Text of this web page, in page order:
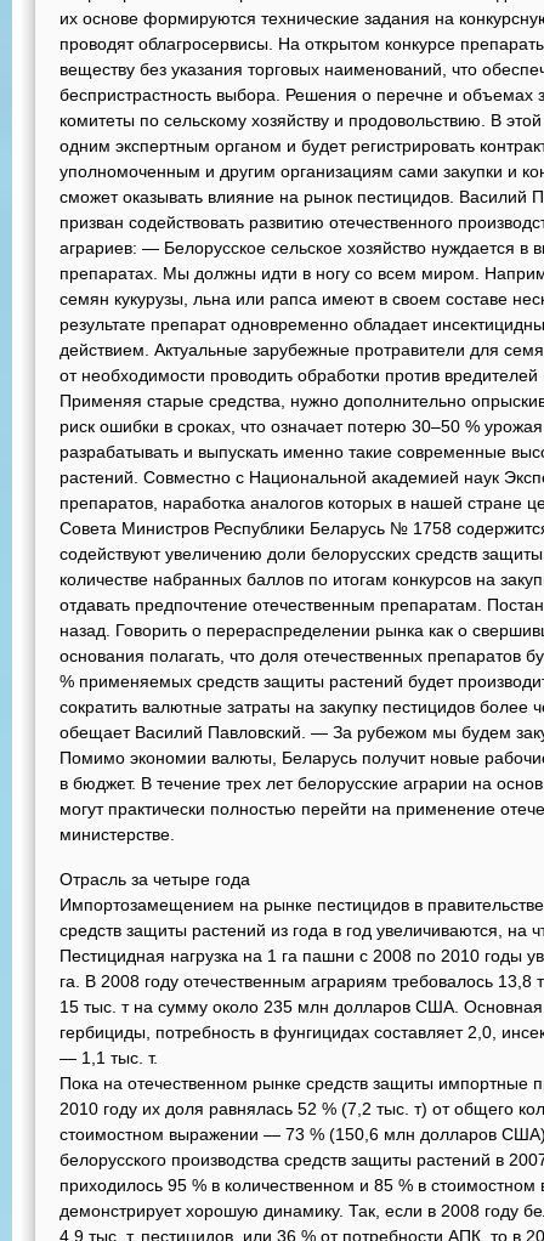
их основе формируются технические задания на
проводят облагросервисы. На открытом конкурсе
веществу без указания торговых наименований, что
беспристрастность выбора. Решения о перечне и объемах
комитеты по сельскому хозяйству и продовольствию. В
одним экспертным органом и будет регистрировать
уполномоченным и другим организациям сами закупки и
сможет оказывать влияние на рынок пестицидов. Василий
призван содействовать развитию отечественного
аграриев: — Белорусское сельское хозяйство нуждается
препаратах. Мы должны идти в ногу со всем миром.
семян кукурузы, льна или рапса имеют в своем составе
результате препарат одновременно обладает
действием. Актуальные зарубежные протравители для
от необходимости проводить обработки против
Применяя старые средства, нужно дополнительно
риск ошибки в сроках, что означает потерю 30–50 %
разрабатывать и выпускать именно такие современные
растений. Совместно с Национальной академией наук
препаратов, наработка аналогов которых в нашей стране
Совета Министров Республики Беларусь № 1758
содействуют увеличению доли белорусских средств
количестве набранных баллов по итогам конкурсов на
отдавать предпочтение отечественным препаратам.
назад. Говорить о перераспределении рынка как о
основания полагать, что доля отечественных препаратов
% применяемых средств защиты растений будет
сократить валютные затраты на закупку пестицидов
обещает Василий Павловский. — За рубежом мы будем
Помимо экономии валюты, Беларусь получит новые
в бюджет. В течение трех лет белорусские аграрии на
могут практически полностью перейти на применение
министерстве.
Отрасль за четыре года
Импортозамещением на рынке пестицидов в
средств защиты растений из года в год увеличиваются, на
Пестицидная нагрузка на 1 га пашни с 2008 по 2010 годы
га. В 2008 году отечественным аграриям требовалось
15 тыс. т на сумму около 235 млн долларов США.
гербициды, потребность в фунгицидах составляет 2,0,
— 1,1 тыс. т.
Пока на отечественном рынке средств защиты импортные
2010 году их доля равнялась 52 % (7,2 тыс. т) от общего
стоимостном выражении — 73 % (150,6 млн долларов
белорусского производства средств защиты растений в
приходилось 95 % в количественном и 85 % в
демонстрирует хорошую динамику. Так, если в 2008 году
4,9 тыс. т. пестицидов, или 36 % от потребности АПК, то в